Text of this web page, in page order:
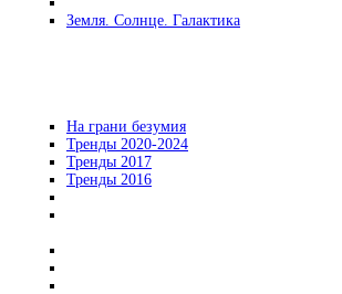
Земля. Солнце. Галактика
На грани безумия
Тренды 2020-2024
Тренды 2017
Тренды 2016